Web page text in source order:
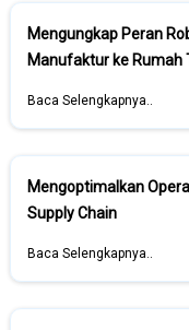
Mengungkap Peran
Manufaktur ke Rumah
Baca Selengkapnya..
Mengoptimalkan
Supply Chain
Baca Selengkapnya..